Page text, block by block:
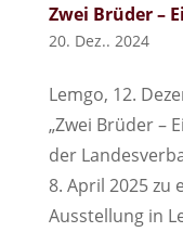
Zwei Brüder –
20. Dez.. 2024
Lemgo, 12.
„Zwei Brüder –
der
8. April 2025 zu
Ausstellung in